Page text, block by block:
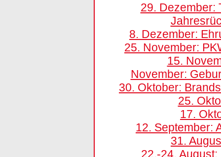
29. Dezember:
8. Dezember:
25. November:
15.
November:
30. Oktober:
25.
17.
12. September:
31.
22.-24.